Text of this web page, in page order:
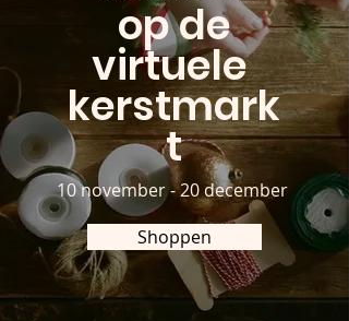
op de
virtuele
kerstmark
t
10 november - 20 december
Shoppen